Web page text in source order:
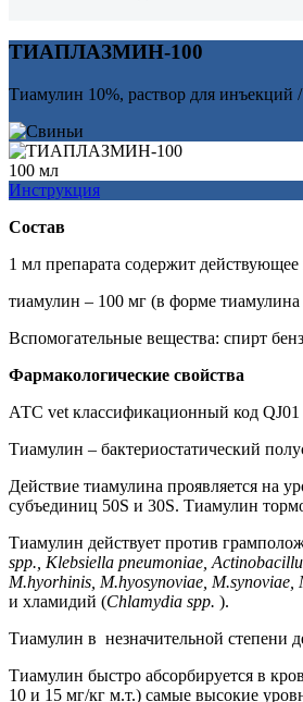
ТИАПЛАЗМИН-100
Тиамулин 10%, раствор для инъекций
100 мл
Инструкция
Состав
1 мл препарата содержит действующее
тиамулин – 100 мг (в форме тиамулина
Вспомогательные вещества: спирт
Фармакологические cвойства
АТС vet классификационный код QJ01
Тиамулин – бактериостатический
Действие тиамулина проявляется на
субъединиц 50S и 30S. Тиамулин
Тиамулин действует против
spp., Klebsiella pneumoniae,
M.hyorhinis, M.hyosynoviae,
и хламидий (Chlamydia spp. ).
Тиамулин в незначительной степени
Тиамулин быстро абсорбируется в
10 и 15 мг/кг м.т.) самые высокие